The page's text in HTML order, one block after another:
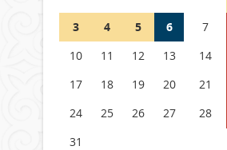
Қысқы демалыс 14 күн:
каникул кестесі бекітілді
04 тамыз 2026 ж.
3
4 5 6 7
10
11 12 13 14
17
18 19 20 21
24
25 26 27 28
31